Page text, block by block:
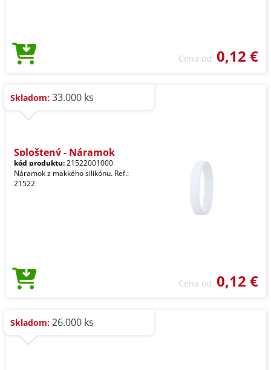
Cena od 0,12 €
Skladom: 33.000 ks
Sploštený - Náramok
kód produktu:21522001000
Náramok z mäkkého silikónu. Ref.:
21522
Cena od 0,12 €
Skladom: 26.000 ks